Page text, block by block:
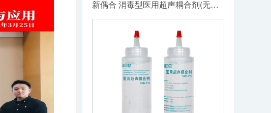
新偶合 消毒型医用超声耦合剂(无菌级)